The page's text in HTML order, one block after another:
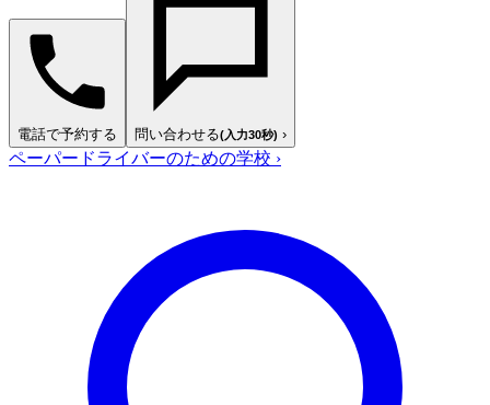
電話で予約する 問い合わせる(入力30秒) ›
ペーパードライバーのための学校 ›